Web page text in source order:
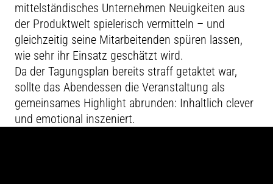
mittelständisches Unternehmen Neuigkeiten aus
der Produktwelt spielerisch vermitteln – und
gleichzeitig seine Mitarbeitenden spüren lassen,
wie sehr ihr Einsatz geschätzt wird.
Da der Tagungsplan bereits straff getaktet war,
sollte das Abendessen die Veranstaltung als
gemeinsames Highlight abrunden: Inhaltlich clever
und emotional inszeniert.